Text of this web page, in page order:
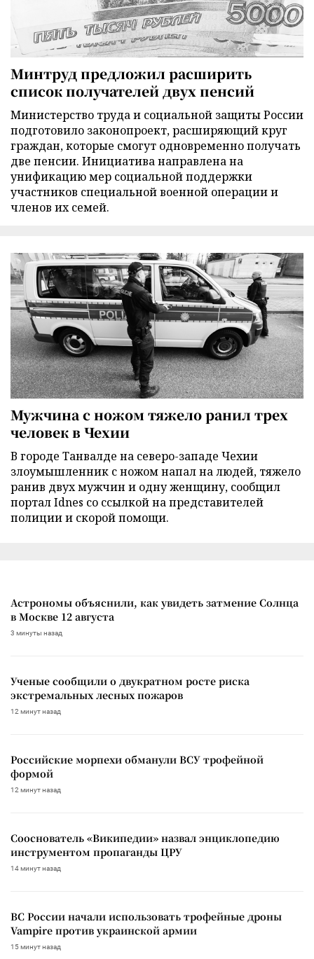
Минтруд предложил расширить
список получателей двух пенсий
Министерство труда и социальной защиты России
подготовило законопроект, расширяющий круг
граждан, которые смогут одновременно получать
две пенсии. Инициатива направлена на
унификацию мер социальной поддержки
участников специальной военной операции и
членов их семей.
Мужчина с ножом тяжело ранил трех
человек в Чехии
В городе Танвалде на северо-западе Чехии
злоумышленник с ножом напал на людей, тяжело
ранив двух мужчин и одну женщину, сообщил
портал Idnes со ссылкой на представителей
полиции и скорой помощи.
Астрономы объяснили, как увидеть затмение Солнца
в Москве 12 августа
3 минуты назад
Ученые сообщили о двукратном росте риска
экстремальных лесных пожаров
12 минут назад
Российские морпехи обманули ВСУ трофейной
формой
12 минут назад
Сооснователь «Википедии» назвал энциклопедию
инструментом пропаганды ЦРУ
14 минут назад
ВС России начали использовать трофейные дроны
Vampire против украинской армии
15 минут назад